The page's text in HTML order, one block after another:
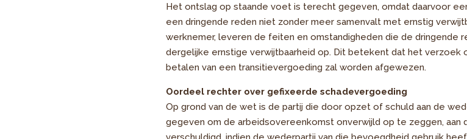
Het ontslag op staande voet is terecht gegeven, omdat daarvoor
een dringende reden niet zonder meer samenvalt met ernstig
werknemer, leveren de feiten en omstandigheden die de dringende
dergelijke ernstige verwijtbaarheid op. Dit betekent dat het
betalen van een transitievergoeding zal worden afgewezen.
Oordeel rechter over gefixeerde schadevergoeding
Op grond van de wet is de partij die door opzet of schuld aan de
gegeven om de arbeidsovereenkomst onverwijld op te zeggen, aan